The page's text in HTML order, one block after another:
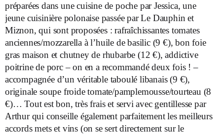
préparées dans une cuisine de poche par Jessica, une
jeune cuisinière polonaise passée par Le Dauphin et
Miznon, qui sont proposées : rafraîchissantes tomates
anciennes/mozzarella à l’huile de basilic (9 €), bon foie
gras maison et chutney de rhubarbe (12 €), addictive
poitrine de porc – on en a recommandé deux fois ! –
accompagnée d’un véritable taboulé libanais (9 €),
originale soupe froide tomate/pamplemousse/tourteau (8
€)… Tout est bon, très frais et servi avec gentillesse par
Arthur qui conseille également parfaitement les meilleurs
accords mets et vins (on se sert directement sur le